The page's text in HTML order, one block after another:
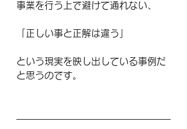
事業を行う上で避けて通れない、
「正しい事と正解は違う」
という現実を映し出している事例だ
と思うのです。